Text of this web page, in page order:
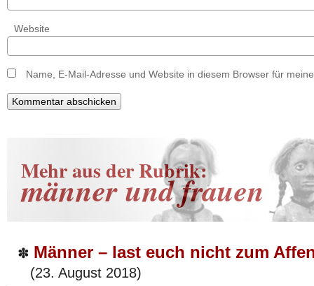
Website
Name, E-Mail-Adresse und Website in diesem Browser für
Mehr aus der Rubrik:
männer und frauen
✽ Männer – last euch nicht zum
(23. August 2018)